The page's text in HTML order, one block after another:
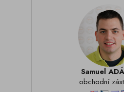
Samuel
obchodní